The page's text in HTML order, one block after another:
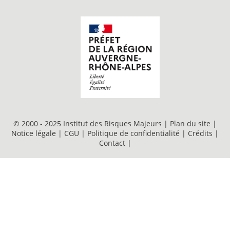
© 2000 - 2025 Institut des Risques Majeurs | Plan du site |
Notice légale | CGU | Politique de confidentialité | Crédits |
Contact |